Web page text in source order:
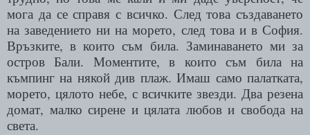
мога да се справя с всичко. След това създаването
на заведението ни на морето, след това и в София.
Връзките, в които съм била. Заминаването ми за
остров Бали. Моментите, в които съм била на
къмпинг на някой див плаж. Имаш само палатката,
морето, цялото небе, с всичките звезди. Два резена
домат, малко сирене и цялата любов и свобода на
света.